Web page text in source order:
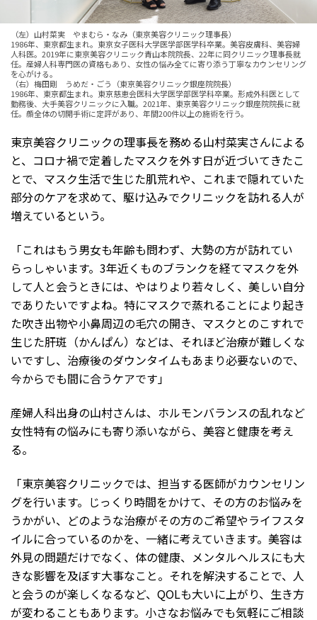
（左）山村菜実 やまむら・なみ（東京美容クリニック理事長）
1986年、東京都生まれ。東京女子医科大学医学部医学科卒業。美容皮膚科、美容婦
人科医。2019年に東京美容クリニック青山本院院長、22年に同クリニック理事長就
任。産婦人科専門医の資格もあり、女性の悩み全てに寄り添う丁寧なカウンセリング
を心がける。
（右）梅田剛 うめだ・ごう（東京美容クリニック銀座院院長）
1986年、東京都生まれ。東京慈恵会医科大学医学部医学科卒業。形成外科医として
勤務後、大手美容クリニックに入職。2021年、東京美容クリニック銀座院院長に就
任。顔全体の切開手術に定評があり、年間200件以上の施術を行う。
東京美容クリニックの理事長を務める山村菜実さんによる
と、コロナ禍で定着したマスクを外す日が近づいてきたこ
とで、マスク生活で生じた肌荒れや、これまで隠れていた
部分のケアを求めて、駆け込みでクリニックを訪れる人が
増えているという。
「これはもう男女も年齢も問わず、大勢の方が訪れてい
らっしゃいます。3年近くものブランクを経てマスクを外
して人と会うときには、やはりより若々しく、美しい自分
でありたいですよね。特にマスクで蒸れることにより起き
た吹き出物や小鼻周辺の毛穴の開き、マスクとのこすれで
生じた肝斑（かんぱん）などは、それほど治療が難しくな
いですし、治療後のダウンタイムもあまり必要ないので、
今からでも間に合うケアです」
産婦人科出身の山村さんは、ホルモンバランスの乱れなど
女性特有の悩みにも寄り添いながら、美容と健康を考え
る。
「東京美容クリニックでは、担当する医師がカウンセリン
グを行います。じっくり時間をかけて、その方のお悩みを
うかがい、どのような治療がその方のご希望やライフスタ
イルに合っているのかを、一緒に考えていきます。美容は
外見の問題だけでなく、体の健康、メンタルヘルスにも大
きな影響を及ぼす大事なこと。それを解決することで、人
と会うのが楽しくなるなど、QOLも大いに上がり、生き方
が変わることもあります。小さなお悩みでも気軽にご相談